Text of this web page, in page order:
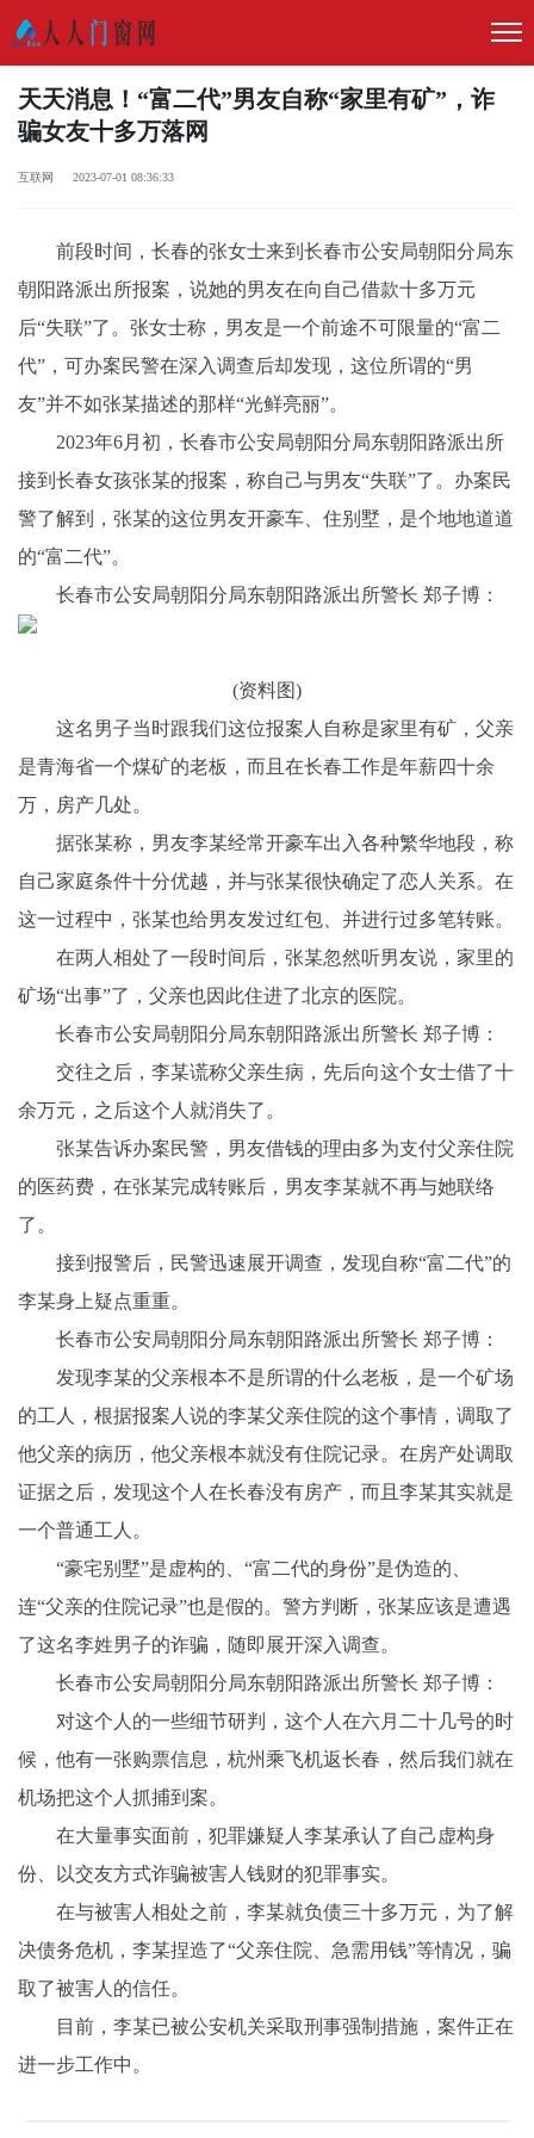
天天消息！“富二代”男友自称“家里有矿”，诈
骗女友十多万落网
互联网 2023-07-01 08:36:33
前段时间，长春的张女士来到长春市公安局朝阳分局东
朝阳路派出所报案，说她的男友在向自己借款十多万元
后“失联”了。张女士称，男友是一个前途不可限量的“富二
代”，可办案民警在深入调查后却发现，这位所谓的“男
友”并不如张某描述的那样“光鲜亮丽”。
2023年6月初，长春市公安局朝阳分局东朝阳路派出所
接到长春女孩张某的报案，称自己与男友“失联”了。办案民
警了解到，张某的这位男友开豪车、住别墅，是个地地道道
的“富二代”。
长春市公安局朝阳分局东朝阳路派出所警长 郑子博：
(资料图)
这名男子当时跟我们这位报案人自称是家里有矿，父亲
是青海省一个煤矿的老板，而且在长春工作是年薪四十余
万，房产几处。
据张某称，男友李某经常开豪车出入各种繁华地段，称
自己家庭条件十分优越，并与张某很快确定了恋人关系。在
这一过程中，张某也给男友发过红包、并进行过多笔转账。
在两人相处了一段时间后，张某忽然听男友说，家里的
矿场“出事”了，父亲也因此住进了北京的医院。
长春市公安局朝阳分局东朝阳路派出所警长 郑子博：
交往之后，李某谎称父亲生病，先后向这个女士借了十
余万元，之后这个人就消失了。
张某告诉办案民警，男友借钱的理由多为支付父亲住院
的医药费，在张某完成转账后，男友李某就不再与她联络
了。
接到报警后，民警迅速展开调查，发现自称“富二代”的
李某身上疑点重重。
长春市公安局朝阳分局东朝阳路派出所警长 郑子博：
发现李某的父亲根本不是所谓的什么老板，是一个矿场
的工人，根据报案人说的李某父亲住院的这个事情，调取了
他父亲的病历，他父亲根本就没有住院记录。在房产处调取
证据之后，发现这个人在长春没有房产，而且李某其实就是
一个普通工人。
“豪宅别墅”是虚构的、“富二代的身份”是伪造的、
连“父亲的住院记录”也是假的。警方判断，张某应该是遭遇
了这名李姓男子的诈骗，随即展开深入调查。
长春市公安局朝阳分局东朝阳路派出所警长 郑子博：
对这个人的一些细节研判，这个人在六月二十几号的时
候，他有一张购票信息，杭州乘飞机返长春，然后我们就在
机场把这个人抓捕到案。
在大量事实面前，犯罪嫌疑人李某承认了自己虚构身
份、以交友方式诈骗被害人钱财的犯罪事实。
在与被害人相处之前，李某就负债三十多万元，为了解
决债务危机，李某捏造了“父亲住院、急需用钱”等情况，骗
取了被害人的信任。
目前，李某已被公安机关采取刑事强制措施，案件正在
进一步工作中。